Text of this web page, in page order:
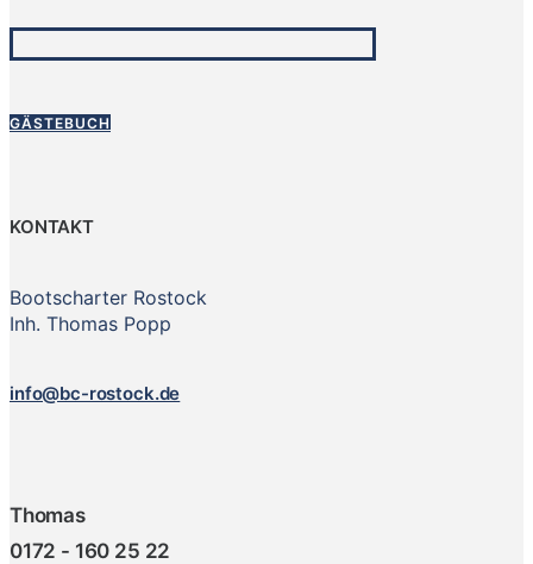
GÄSTEBUCH
KONTAKT
Bootscharter Rostock
Inh. Thomas Popp
info@bc-rostock.de
Thomas
0172 - 160 25 22